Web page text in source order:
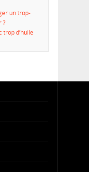
un trop-
?
d’huile